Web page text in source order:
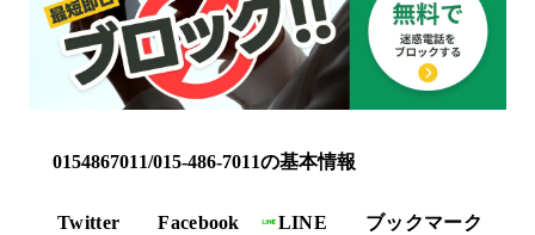
0154867011/015-486-7011の基本情報
Twitter Facebook LINE
ブックマーク